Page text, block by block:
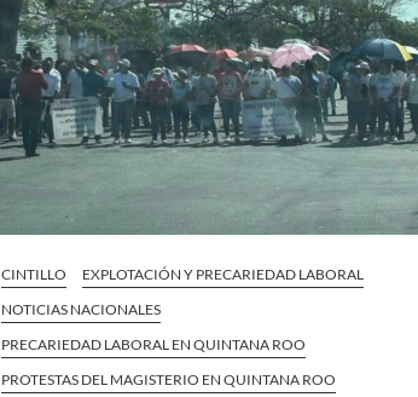
CINTILLO
EXPLOTACIÓN Y PRECARIEDAD LABORAL
NOTICIAS NACIONALES
PRECARIEDAD LABORAL EN QUINTANA ROO
PROTESTAS DEL MAGISTERIO EN QUINTANA ROO